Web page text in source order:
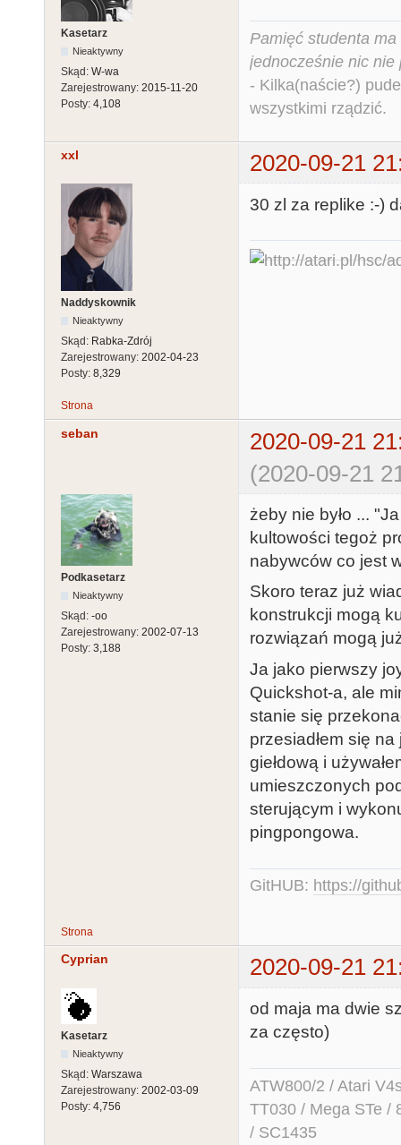
Kasetarz
Nieaktywny
Skąd: W-wa
Zarejestrowany: 2015-11-20
Posty: 4,108
Pamięć studenta
jednocześnie nic nie
- Kilka(naście?)
wszystkimi rządzić.
xxl 2020-09-21
Naddyskownik
Nieaktywny
Skąd: Rabka-Zdrój
Zarejestrowany: 2002-04-23
Posty: 8,329
30 zl za replike :-)
Strona
seban
2020-09-21
(2020-09-21
Podkasetarz
Nieaktywny
Skąd: -oo
Zarejestrowany: 2002-07-13
Posty: 3,188
żeby nie było ...
kultowości tegoż
nabywców co jest
Skoro teraz już
konstrukcji mogą
rozwiązań mogą
Ja jako pierwszy
Quickshot-a, ale
stanie się
przesiadłem się
giełdową i
umieszczonych
sterującym i
pingpongowa.
GitHUB: https://
Strona
Cyprian 2020-09-21
Kasetarz
Nieaktywny
Skąd: Warszawa
Zarejestrowany: 2002-03-09
Posty: 4,756
od maja ma dwie
za często)
ATW800/2 / Atari
TT030 / Mega STe /
/ SC1435